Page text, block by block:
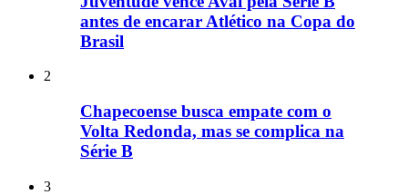
antes de encarar Atlético na Copa do
Brasil
2
Chapecoense busca empate com o
Volta Redonda, mas se complica na
Série B
3